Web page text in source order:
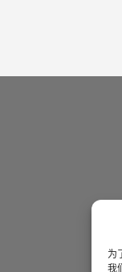
为
我